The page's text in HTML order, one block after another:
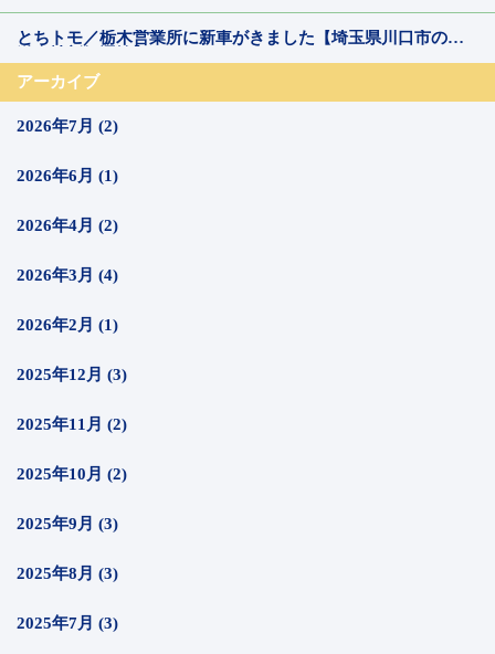
とちトモ／栃木営業所に新車がきました【埼玉県川口市の運
アーカイブ
2026年7月 (2)
2026年6月 (1)
2026年4月 (2)
2026年3月 (4)
2026年2月 (1)
2025年12月 (3)
2025年11月 (2)
2025年10月 (2)
2025年9月 (3)
2025年8月 (3)
2025年7月 (3)